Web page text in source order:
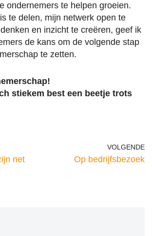
ondernemers te helpen groeien.
te delen, mijn netwerk open te
en inzicht te creëren, geef ik
de kans om de volgende stap
te zetten.
stiekem best een beetje trots
net
VOLGENDE
Op bedrijfsbezoek